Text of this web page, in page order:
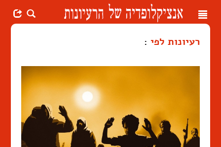
Toggle
רעיונות לפי :